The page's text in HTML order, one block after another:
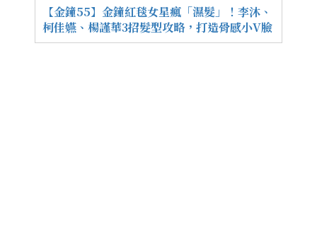
【金鐘55】金鐘紅毯女星瘋「濕髮」！李沐、
柯佳嬿、楊謹華3招髮型攻略，打造骨感小V臉